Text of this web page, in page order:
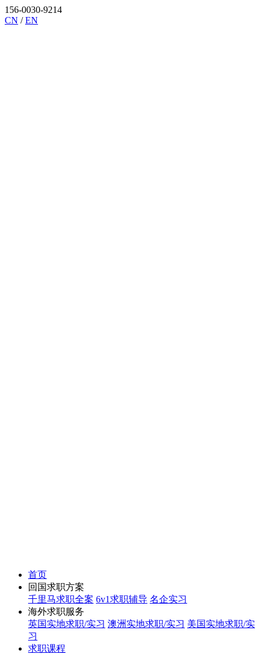
156-0030-9214
CN /EN
首页
回国求职方案
千里马求职全案 6v1求职辅导 名企实习
海外求职服务
英国实地求职/实习 澳洲实地求职/实习 美国实地求职/实
习
求职课程